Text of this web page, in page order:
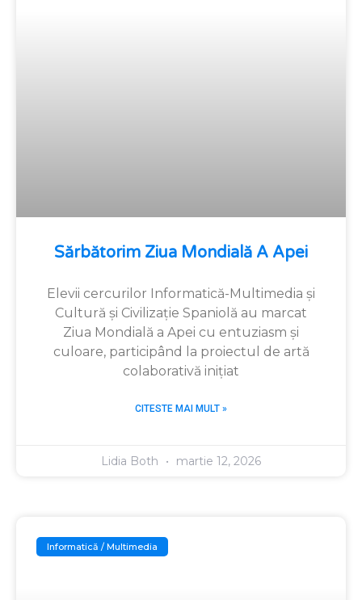
Sărbătorim Ziua Mondială A Apei
Elevii cercurilor Informatică-Multimedia și
Cultură și Civilizație Spaniolă au marcat
Ziua Mondială a Apei cu entuziasm și
culoare, participând la proiectul de artă
colaborativă inițiat
CITESTE MAI MULT »
Lidia Both martie 12, 2026
Informatică / Multimedia